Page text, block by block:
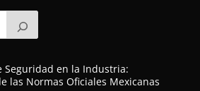
Seguridad en la Industria:
las Normas Oficiales Mexicanas